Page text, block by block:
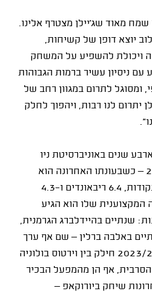
שמח מאוד שג'יילן מצטרף אלינו.
יוצא דופן של קשיחות,
ויכולת להשפיע על המשחק
עם ניסיון עשיר ברמות הגבוהות
ומסוגל לתרום במגוון רחב של
יתרום לנו רבות, ויהפוך לחלק
שנים באוניברסיטת ניו
המפשיר ויצא ממנה ב־2017 – כשבעונתו האחרונה הוא
מעמיד ממוצעים של 15.8 נקודות, 6.4 ריבאונדים ו־4.3
המקצוענית שלו הוא הגיע
שנתיים בהיידלברג הגרמנית,
באלבה ברלין – שם אף ערך
בכורה ביורוליג. את עונת 2023/24 חילק בין וירטוס בולוניה
הסרבית, אף הן מהמפעל הבכיר
שיחק ביורוקאפ –